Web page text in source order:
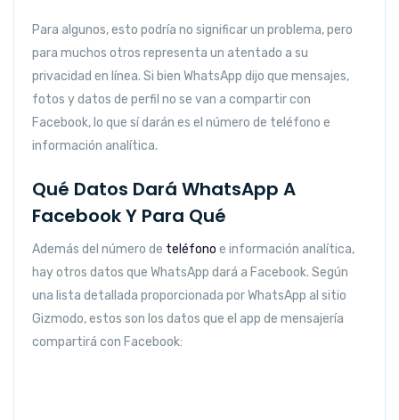
Para algunos, esto podría no significar un problema, pero
para muchos otros representa un atentado a su
privacidad en línea. Si bien WhatsApp dijo que mensajes,
fotos y datos de perfil no se van a compartir con
Facebook, lo que sí darán es el número de teléfono e
información analítica.
Qué Datos Dará WhatsApp A
Facebook Y Para Qué
Además del número de teléfono e información analítica,
hay otros datos que WhatsApp dará a Facebook. Según
una lista detallada proporcionada por WhatsApp al sitio
Gizmodo, estos son los datos que el app de mensajería
compartirá con Facebook: